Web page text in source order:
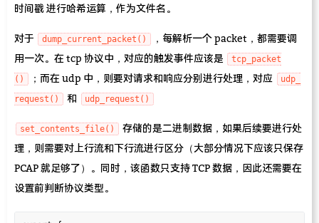
时间戳 进行哈希运算，作为文件名。
对于 dump_current_packet()
，每解析一个 packet，都需要调
用一次。在 tcp 协议中，对应的触发事件应该是
tcp_packet
()
；而在 udp 中，则要对请求和响应分别进行处理，对应
udp_
request()
和 udp_request()
set_contents_file()
存储的是二进制数据，如果后续要进行处
理，则需要对上行流和下行流进行区分（大部分情况下应该只保存
PCAP 就足够了）。同时，该函数只支持 TCP 数据，因此还需要在
设置前判断协议类型。